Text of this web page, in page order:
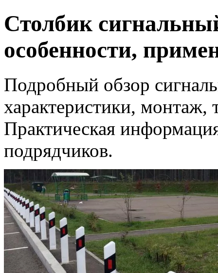
Столбик
особенности,
Подробный обзор
характеристики,
Практическая
подрядчиков.